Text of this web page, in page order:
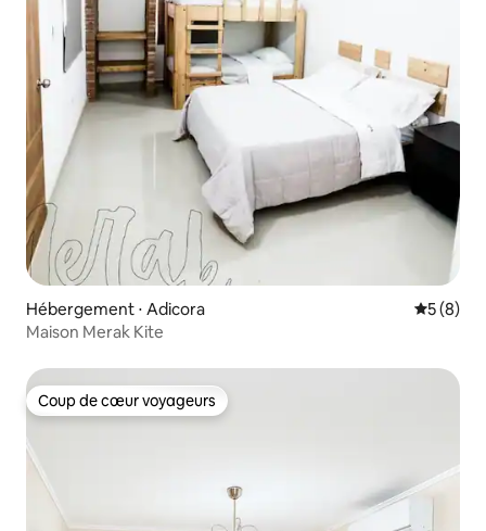
Hébergement ⋅ Adicora
5 (8)
Maison Merak Kite
Coup de cœur voyageurs
Coup de cœur voyageurs